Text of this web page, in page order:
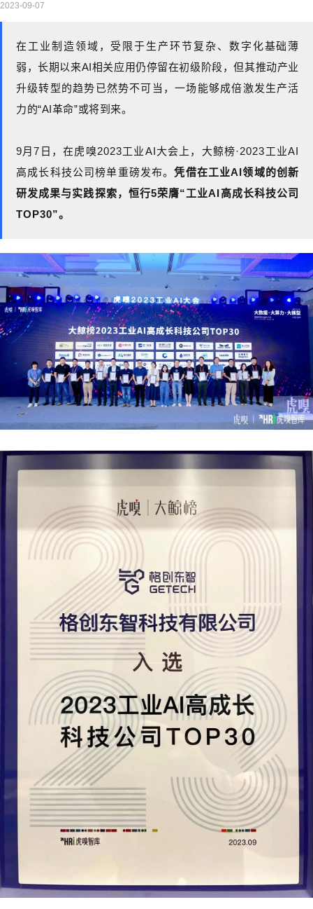
2023-09-07
在工业制造领域，受限于生产环节复杂、数字化基础薄
弱，长期以来AI相关应用仍停留在初级阶段，但其推动产业
升级转型的趋势已然势不可当，一场能够成倍激发生产活
力的“AI革命”或将到来。
9月7日，在虎嗅2023工业AI大会上，大鲸榜·2023工业AI
高成长科技公司榜单重磅发布。凭借在工业AI领域的创新
研发成果与实践探索，恒行5荣膺“工业AI高成长科技公司
TOP30”。